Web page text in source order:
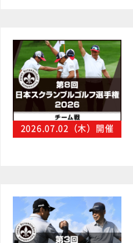
2026.07.02（木）開催